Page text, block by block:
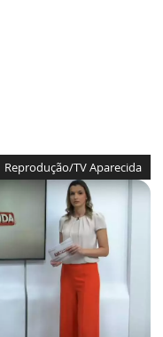
Reprodução/TV Aparecida